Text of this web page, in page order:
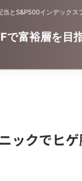
とS&P500インデックス
で富裕層を目
ックでヒ